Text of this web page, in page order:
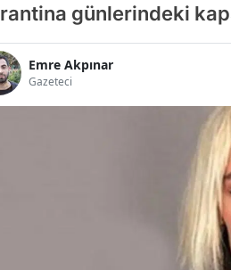
günlerindeki
Emre Akpınar
Gazeteci